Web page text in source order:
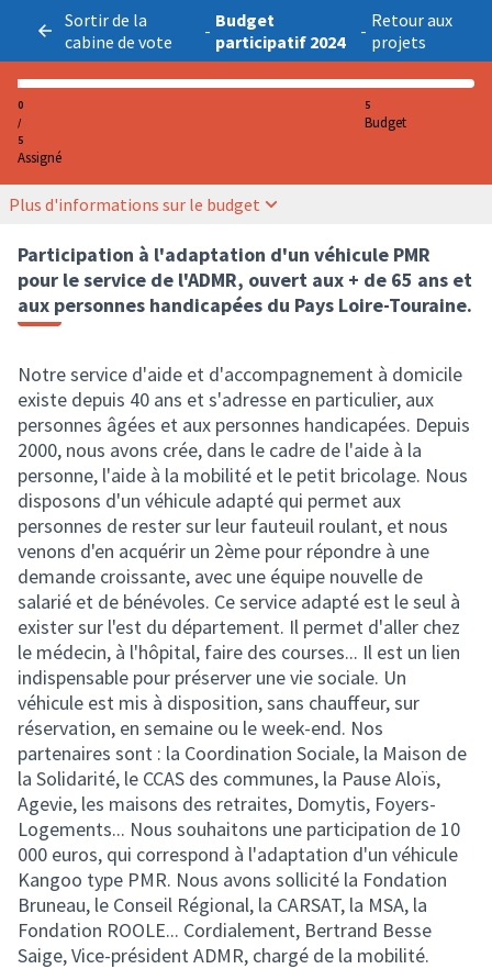
Sortir de la
cabine de vote
- Budget
participatif 2024
- Retour aux
projets
0
/
5
Assigné
5
Budget
Plus d'informations sur le budget
Participation à l'adaptation d'un véhicule PMR
pour le service de l'ADMR, ouvert aux + de 65 ans et
aux personnes handicapées du Pays Loire-Touraine.
Notre service d'aide et d'accompagnement à domicile
existe depuis 40 ans et s'adresse en particulier, aux
personnes âgées et aux personnes handicapées. Depuis
2000, nous avons crée, dans le cadre de l'aide à la
personne, l'aide à la mobilité et le petit bricolage. Nous
disposons d'un véhicule adapté qui permet aux
personnes de rester sur leur fauteuil roulant, et nous
venons d'en acquérir un 2ème pour répondre à une
demande croissante, avec une équipe nouvelle de
salarié et de bénévoles. Ce service adapté est le seul à
exister sur l'est du département. Il permet d'aller chez
le médecin, à l'hôpital, faire des courses... Il est un lien
indispensable pour préserver une vie sociale. Un
véhicule est mis à disposition, sans chauffeur, sur
réservation, en semaine ou le week-end. Nos
partenaires sont : la Coordination Sociale, la Maison de
la Solidarité, le CCAS des communes, la Pause Aloïs,
Agevie, les maisons des retraites, Domytis, Foyers-
Logements... Nous souhaitons une participation de 10
000 euros, qui correspond à l'adaptation d'un véhicule
Kangoo type PMR. Nous avons sollicité la Fondation
Bruneau, le Conseil Régional, la CARSAT, la MSA, la
Fondation ROOLE... Cordialement, Bertrand Besse
Saige, Vice-président ADMR, chargé de la mobilité.